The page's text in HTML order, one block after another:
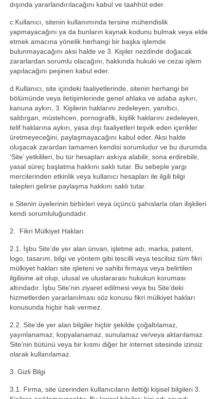
dışında yararlandırılacağını kabul ve taahhüt eder.
c.Kullanıcı, sitenin kullanımında tersine mühendislik
yapmayacağını ya da bunların kaynak kodunu bulmak veya elde
etmek amacına yönelik herhangi bir başka işlemde
bulunmayacağını aksi halde ve 3. Kişiler nezdinde doğacak
zararlardan sorumlu olacağını, hakkında hukuki ve cezai işlem
yapılacağını peşinen kabul eder.
d.Kullanıcı, site içindeki faaliyetlerinde, sitenin herhangi bir
bölümünde veya iletişimlerinde genel ahlaka ve adaba aykırı,
kanuna aykırı, 3. Kişilerin haklarını zedeleyen, yanıltıcı,
saldırgan, müstehcen, pornografik, kişilik haklarını zedeleyen,
telif haklarına aykırı, yasa dışı faaliyetleri teşvik eden içerikler
üretmeyeceğini, paylaşmayacağını kabul eder. Aksi halde
oluşacak zarardan tamamen kendisi sorumludur ve bu durumda
‘Site’ yetkilileri, bu tür hesapları askıya alabilir, sona erdirebilir,
yasal süreç başlatma hakkını saklı tutar. Bu sebeple yargı
mercilerinden etkinlik veya kullanıcı hesapları ile ilgili bilgi
talepleri gelirse paylaşma hakkını saklı tutar.
e.Sitenin üyelerinin birbirleri veya üçüncü şahıslarla olan ilişkileri
kendi sorumluluğundadır.
2. Fikri Mülkiyet Hakları
2.1. İşbu Site’de yer alan ünvan, işletme adı, marka, patent,
logo, tasarım, bilgi ve yöntem gibi tescilli veya tescilsiz tüm fikri
mülkiyet hakları site işleteni ve sahibi firmaya veya belirtilen
ilgilisine ait olup, ulusal ve uluslararası hukukun koruması
altındadır. İşbu Site’nin ziyaret edilmesi veya bu Site’deki
hizmetlerden yararlanılması söz konusu fikri mülkiyet hakları
konusunda hiçbir hak vermez.
2.2. Site’de yer alan bilgiler hiçbir şekilde çoğaltılamaz,
yayınlanamaz, kopyalanamaz, sunulamaz ve/veya aktarılamaz.
Site’nin bütünü veya bir kısmı diğer bir internet sitesinde izinsiz
olarak kullanılamaz.
3. Gizli Bilgi
3.1. Firma, site üzerinden kullanıcıların ilettiği kişisel bilgileri 3.